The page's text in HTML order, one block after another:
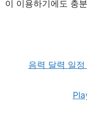
이 이용하기에도 충
음력 달력 일